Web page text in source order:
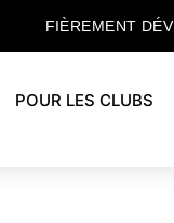
FIÈREMENT
POUR LES CLUBS